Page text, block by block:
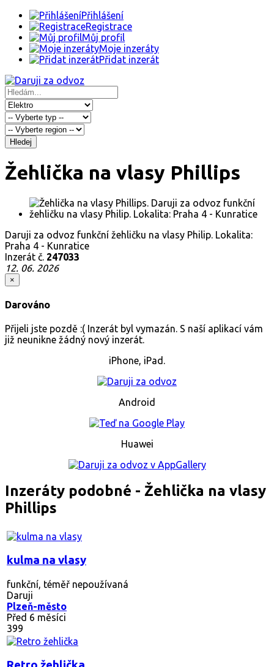
Přihlášení
Registrace
Můj profil
Moje inzeráty
Přidat inzerát
Hledej
Žehlička na vlasy Phillips
Daruji za odvoz funkční žehličku na vlasy Philip. Lokalita:
Praha 4 - Kunratice
Inzerát č. 247033
12. 06. 2026
×
Darováno
Přijeli jste pozdě :( Inzerát byl vymazán. S naší aplikací vám
již neunikne žádný nový inzerát.
iPhone, iPad.
Android
Huawei
Inzeráty podobné - Žehlička na vlasy
Phillips
kulma na vlasy
funkční, téměř nepoužívaná
Daruji
Plzeň-město
Před 6 měsíci
399